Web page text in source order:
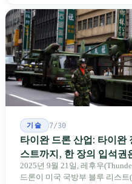
기술 7/30
타이완 드론 산업: 타이완
스트까지, 한 장의 입석
에게
2025년 9월 21일, 레후우
드론이 미국 국방부 블루 리스트